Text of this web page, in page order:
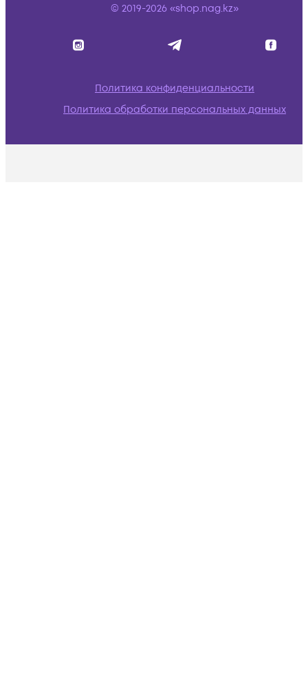
© 2019-2026 «shop.nag.kz»
Политика конфиденциальности
Политика обработки персональных данных